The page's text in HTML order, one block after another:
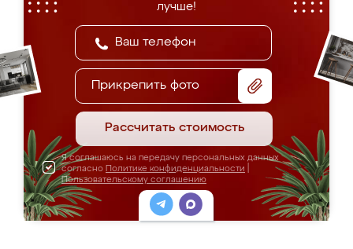
лучше!
Прикрепить фото
Рассчитать стоимость
Я соглашаюсь на передачу персональных данных
согласно Политике конфиденциальности
Пользовательскому соглашению